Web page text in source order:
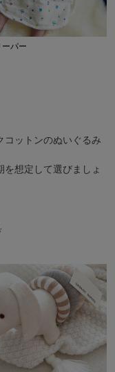
パー
コットンのぬいぐるみ
想定して選びましょ